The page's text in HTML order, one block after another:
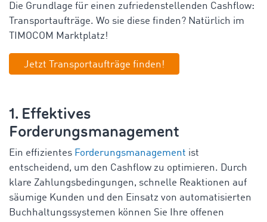
Die Grundlage für einen zufriedenstellenden Cashflow:
Transportaufträge. Wo sie diese finden? Natürlich im
TIMOCOM Marktplatz!
Jetzt Transportaufträge finden!
1. Effektives
Forderungsmanagement
Ein effizientes Forderungsmanagement ist
entscheidend, um den Cashflow zu optimieren. Durch
klare Zahlungsbedingungen, schnelle Reaktionen auf
säumige Kunden und den Einsatz von automatisierten
Buchhaltungssystemen können Sie Ihre offenen